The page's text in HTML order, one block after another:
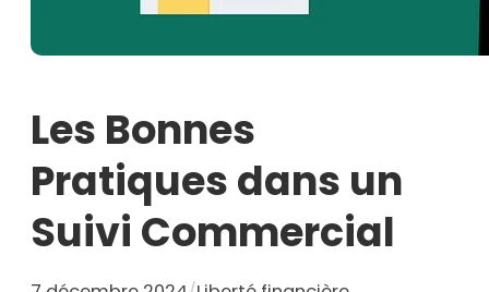
Les Bonnes
Pratiques dans un
Suivi Commercial